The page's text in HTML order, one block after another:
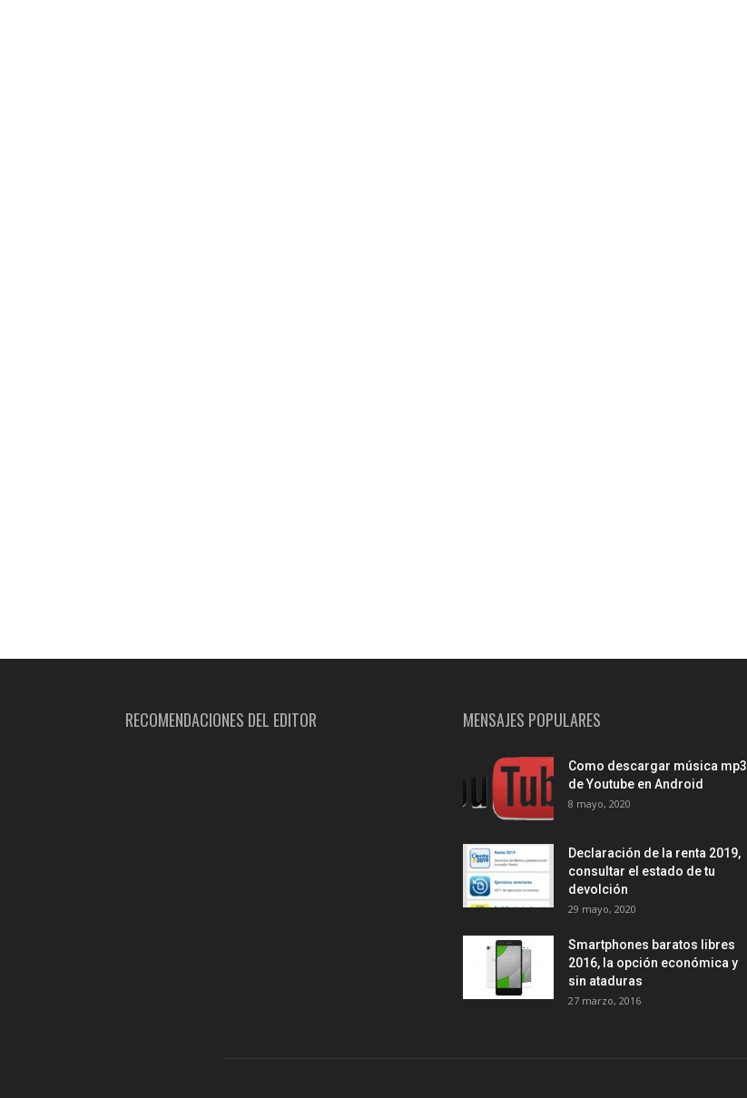
RECOMENDACIONES DEL EDITOR MENSAJES POPULARES
Como descargar música mp3
de Youtube en Android
8 mayo, 2020
Declaración de la renta 2019,
consultar el estado de tu
devolción
29 mayo, 2020
Smartphones baratos libres
2016, la opción económica y
sin ataduras
27 marzo, 2016